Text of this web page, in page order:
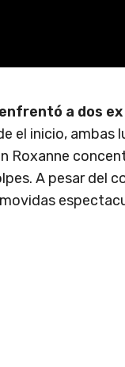
enfrentó a dos
el inicio, ambas
Roxanne
A pesar del